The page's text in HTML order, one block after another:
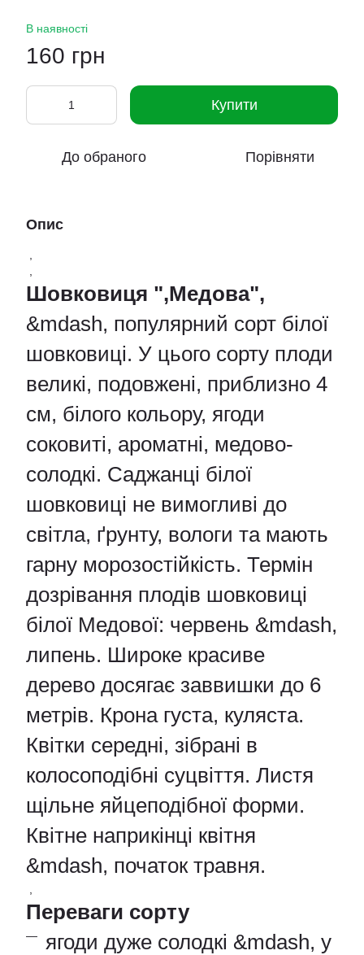
В наявності
160 грн
Купити
До обраного Порівняти
Опис
Шовковиця ",Медова",
&mdash, популярний сорт білої
шовковиці. У цього сорту плоди
великі, подовжені, приблизно 4
см, білого кольору, ягоди
соковиті, ароматні, медово-
солодкі. Саджанці білої
шовковиці не вимогливі до
світла, ґрунту, вологи та мають
гарну морозостійкість. Термін
дозрівання плодів шовковиці
білої Медової: червень &mdash,
липень. Широке красиве
дерево досягає заввишки до 6
метрів. Крона густа, куляста.
Квітки середні, зібрані в
колосоподібні суцвіття. Листя
щільне яйцеподібної форми.
Квітне наприкінці квітня
&mdash, початок травня.
Переваги сорту
ягоди дуже солодкі &mdash, у